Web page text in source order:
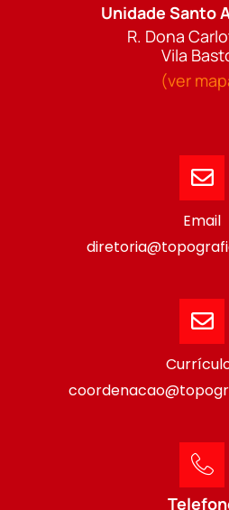
Unidade Santo
R. Dona
Vila
(ver
Email